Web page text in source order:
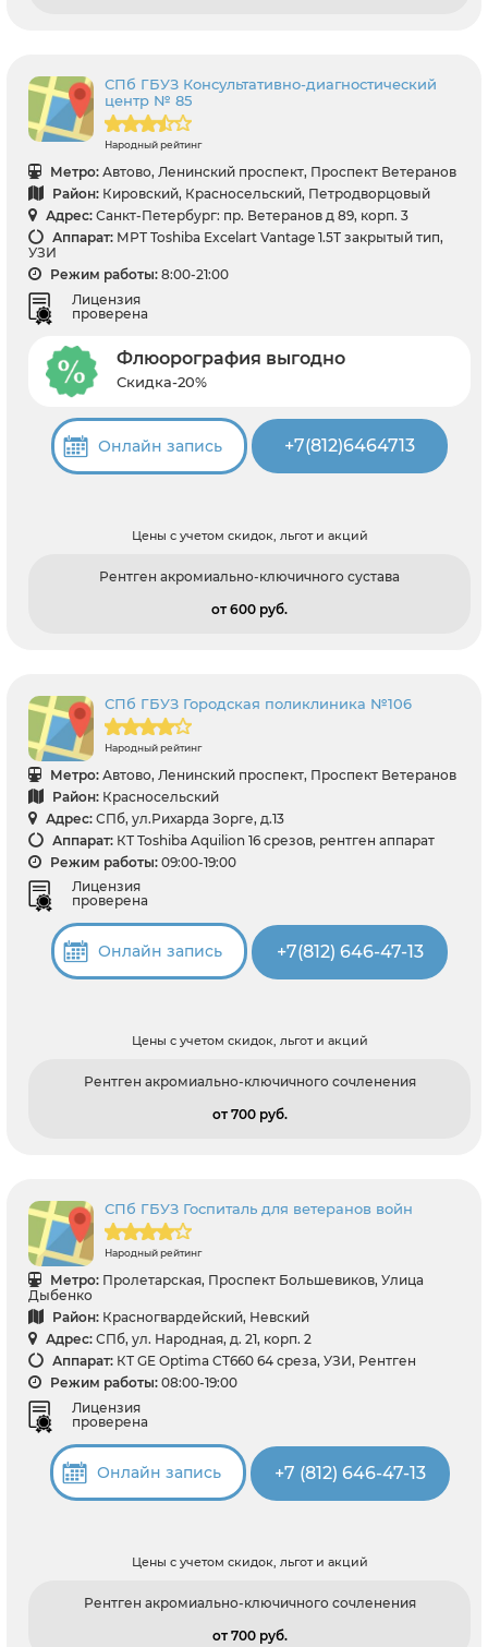
СПб ГБУЗ Консультативно-диагностический
центр № 85
Народный рейтинг
Метро: Автово, Ленинский проспект, Проспект Ветеранов
Район: Кировский, Красносельский, Петродворцовый
Адрес: Санкт-Петербург: пр. Ветеранов д 89, корп. 3
Аппарат: МРТ Toshiba Excelart Vantage 1.5T закрытый тип,
УЗИ
Режим работы: 8:00-21:00
Лицензия
проверена
Флюорография выгодно
Скидка-20%
Онлайн запись +7(812)6464713
Цены с учетом скидок, льгот и акций
Рентген акромиально-ключичного сустава
от 600 pуб.
СПб ГБУЗ Городская поликлиника №106
Народный рейтинг
Метро: Автово, Ленинский проспект, Проспект Ветеранов
Район: Красносельский
Адрес: СПб, ул.Рихарда Зорге, д.13
Аппарат: КТ Toshiba Aquilion 16 срезов, рентген аппарат
Режим работы: 09:00-19:00
Лицензия
проверена
Онлайн запись +7(812) 646-47-13
Цены с учетом скидок, льгот и акций
Рентген акромиально-ключичного сочленения
от 700 pуб.
СПб ГБУЗ Госпиталь для ветеранов войн
Народный рейтинг
Метро: Пролетарская, Проспект Большевиков, Улица
Дыбенко
Район: Красногвардейский, Невский
Адрес: СПб, ул. Народная, д. 21, корп. 2
Аппарат: КТ GE Optima CT660 64 среза, УЗИ, Рентген
Режим работы: 08:00-19:00
Лицензия
проверена
Онлайн запись +7 (812) 646-47-13
Цены с учетом скидок, льгот и акций
Рентген акромиально-ключичного сочленения
от 700 pуб.